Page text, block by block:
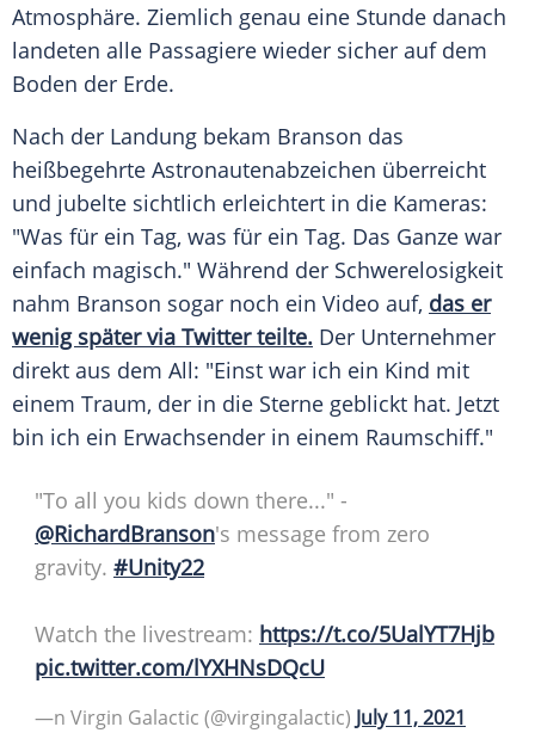
Atmosphäre. Ziemlich genau eine Stunde danach
landeten alle Passagiere wieder sicher auf dem
Boden der Erde.
Nach der Landung bekam Branson das
heißbegehrte Astronautenabzeichen überreicht
und jubelte sichtlich erleichtert in die Kameras:
"Was für ein Tag, was für ein Tag. Das Ganze war
einfach magisch." Während der Schwerelosigkeit
nahm Branson sogar noch ein Video auf, das er
wenig später via Twitterteilte. Der Unternehmer
direkt aus dem All: "Einst war ich ein Kind mit
einem Traum, der in die Sterne geblickt hat. Jetzt
bin ich ein Erwachsender in einem Raumschiff."
"To all you kids down there..." -
@RichardBranson's message from zero
gravity. #Unity22
Watch the livestream: https://t.co/5UalYT7Hjb
pic.twitter.com/lYXHNsDQcU
—n Virgin Galactic (@virgingalactic) July 11, 2021